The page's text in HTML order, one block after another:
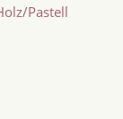
Pastell